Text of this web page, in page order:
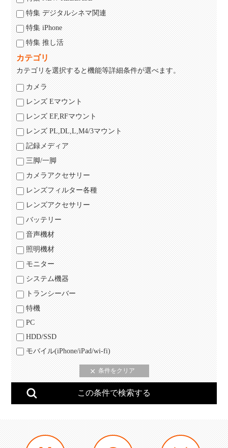
特集 デジタルシネマ関連
特集 iPhone
特集 推し活
カテゴリ
カテゴリを選択すると機能等詳細条件が選べます。
カメラ
レンズ Eマウント
レンズ EF,RFマウント
レンズ PL,DL,L,M4/3マウント
記録メディア
三脚/一脚
カメラアクセサリー
レンズフィルター各種
レンズアクセサリー
バッテリー
音声機材
照明機材
モニター
システム機器
トランシーバー
特機
PC
HDD/SSD
モバイル(iPhone/iPad/wi-fi)